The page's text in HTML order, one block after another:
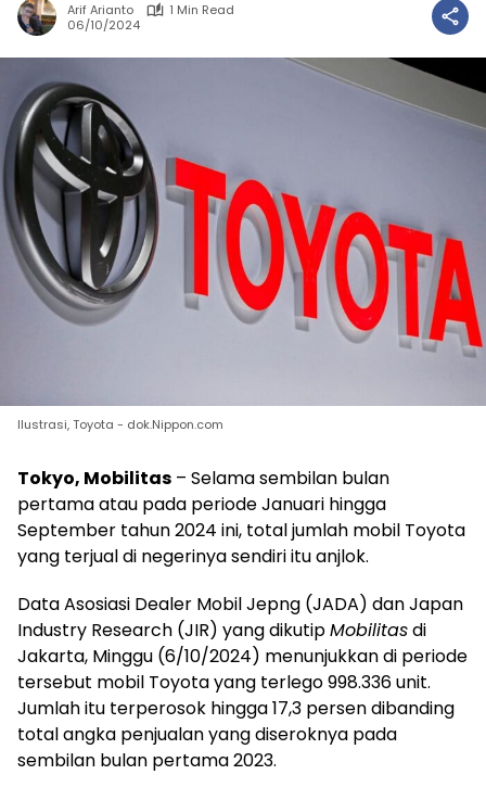
Arif Arianto
1 Min Read
06/10/2024
Ilustrasi, Toyota - dok.Nippon.com
Tokyo, Mobilitas – Selama sembilan bulan
pertama atau pada periode Januari hingga
September tahun 2024 ini, total jumlah mobil Toyota
yang terjual di negerinya sendiri itu anjlok.
Data Asosiasi Dealer Mobil Jepng (JADA) dan Japan
Industry Research (JIR) yang dikutipMobilitasdi
Jakarta, Minggu (6/10/2024) menunjukkan di periode
tersebut mobil Toyota yang terlego 998.336 unit.
Jumlah itu terperosok hingga 17,3 persen dibanding
total angka penjualan yang diseroknya pada
sembilan bulan pertama 2023.